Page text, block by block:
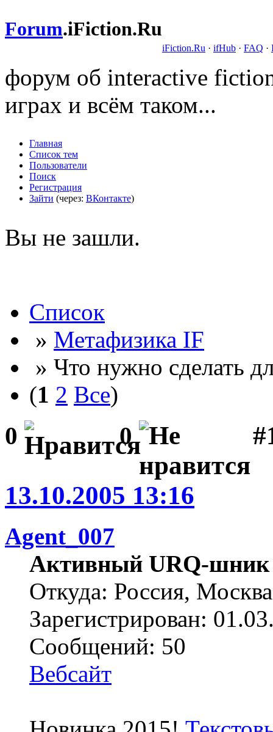
Forum.iFiction.Ru
iFiction.Ru · ifHub · FAQ ·
форум об interactive
играх и всём таком...
Главная
Список тем
Пользователи
Поиск
Регистрация
Зайти (через: ВКонтакте)
Вы не зашли.
Список
» Метафизика IF
» Что нужно сделать
(1 2 Все)
0 0
13.10.2005 13:16
Agent_007
Активный URQ-шник
Откуда: Россия, Москва
Зарегистрирован:
Сообщений: 50
Вебсайт